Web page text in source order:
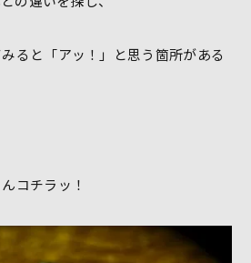
ると「アッ！」と思う箇所がある
コチラッ！